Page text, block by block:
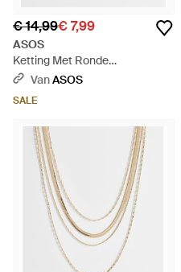
€ 14,99€ 7,99
ASOS
Ketting Met Ronde
Bordeauxrode Hanger - Wit
VanASOS
SALE